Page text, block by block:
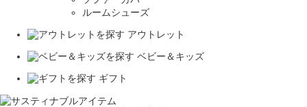
ルームシューズ
アウトレット
ベビー＆キッズ
ギフト